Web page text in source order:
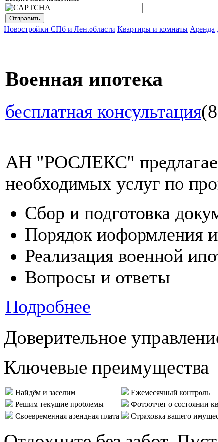
Новостройки СПб и Лен.области Квартиры и комнаты Аренда
Военная ипотека
бесплатная консультация
АН "РОСЛЕКС"
необходимых услуг по
Сбор и подготовка
Порядок иоформления
Реализация военной
Вопросы и ответы
Подробнее
Доверительное
Ключевые преимущества
Найдём и заселим
Ежемесячный контроль
Решим текущие проблемы
Фотоотчет о состоянии
Своевременная арендная плата
Страховка вашего